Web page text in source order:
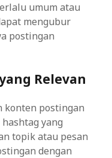
umum atau
mengubur
postingan
Relevan
konten postingan
yang
topik atau pesan
dengan